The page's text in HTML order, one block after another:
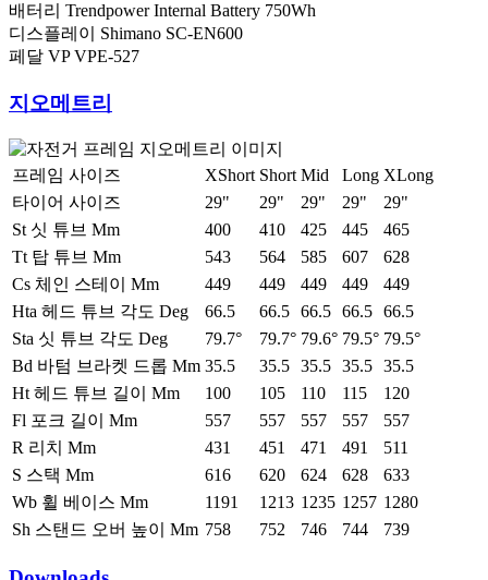
배터리 Trendpower Internal Battery 750Wh
디스플레이
Shimano SC-EN600
페달 VP VPE-527
지오메트리
프레임 사이즈 XShort Short Mid Long XLong
타이어 사이즈
29" 29" 29" 29"
29"
St 싯 튜브 Mm
400 410 425 445
465
Tt 탑 튜브 Mm
543 564 585 607
628
Cs 체인 스테이 Mm
449 449 449 449
449
Hta 헤드 튜브 각도 Deg
66.5 66.5 66.5 66.5 66.5
Sta 싯 튜브 각도 Deg
79.7° 79.7° 79.6° 79.5° 79.5°
Bd 바텀 브라켓 드롭 Mm 35.5 35.5 35.5 35.5 35.5
Ht 헤드 튜브 길이 Mm
100 105 110 115
120
Fl 포크 길이 Mm
557 557 557 557
557
R 리치 Mm
431 451 471 491
511
S 스택 Mm
616 620 624 628
633
Wb 휠 베이스 Mm
1191 1213 1235 1257 1280
Sh 스탠드 오버 높이 Mm 758 752 746 744 739